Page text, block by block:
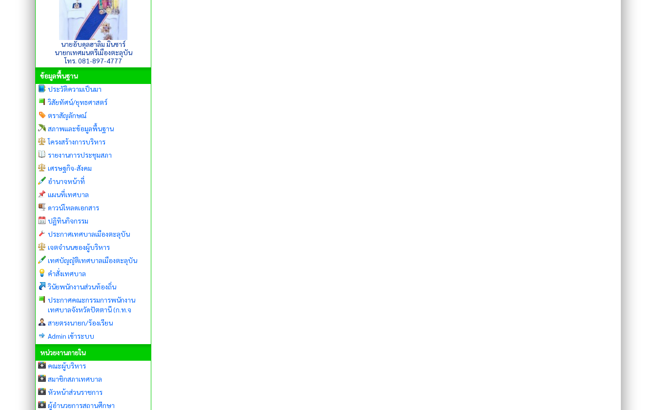
นายอับดุลฮาลิม มินซาร์
นายกเทศมนตรีเมืองตะลุบัน
โทร. 081-897-4777
ข้อมูลพื้นฐาน
ประวัติความเป็นมา
วิสัยทัศน์/ยุทธศาสตร์
ตราสัญลักษณ์
สภาพและข้อมูลพื้นฐาน
โครงสร้างการบริหาร
รายงานการประชุมสภา
เศรษฐกิจ-สังคม
อำนาจหน้าที่
แผนที่เทศบาล
ดาวน์โหลดเอกสาร
ปฏิทินกิจกรรม
ประกาศเทศบาลเมืองตะลุบัน
เจตจำนนของผู้บริหาร
เทศบัญญัติเทศบาลเมืองตะลุบัน
คำสั่งเทศบาล
วินัยพนักงานส่วนท้องถิ่น
ประกาศคณะกรรมการพนักงาน
เทศบาลจังหวัดปัตตานี (ก.ท.จ
สายตรงนายก/ร้องเรียน
Admin เข้าระบบ
หน่วยงานภายใน
คณะผู้บริหาร
สมาชิกสภาเทศบาล
หัวหน้าส่วนราชการ
ผู้อำนวยการสถานศึกษา